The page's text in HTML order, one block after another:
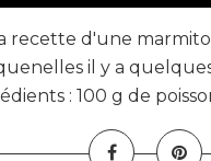
recette d'une
il y a quelques
: 100 g de